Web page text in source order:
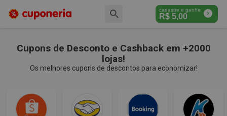
cadastre e ganhe
R$ 5,00
Cupons de Desconto e Cashback em +2000
lojas!
Os melhores cupons de descontos para economizar!